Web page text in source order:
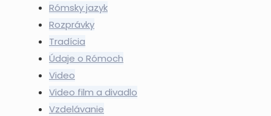
Rómsky jazyk
Rozprávky
Tradícia
Údaje o Rómoch
Video
Video film a divadlo
Vzdelávanie